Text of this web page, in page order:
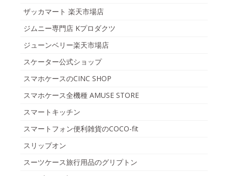
ザッカマート 楽天市場店
ジムニー専門店 Kプロダクツ
ジューンベリー楽天市場店
スケーター公式ショップ
スマホケースのCINC SHOP
スマホケース全機種 AMUSE STORE
スマートキッチン
スマートフォン便利雑貨のCOCO-fit
スリップオン
スーツケース旅行用品のグリプトン